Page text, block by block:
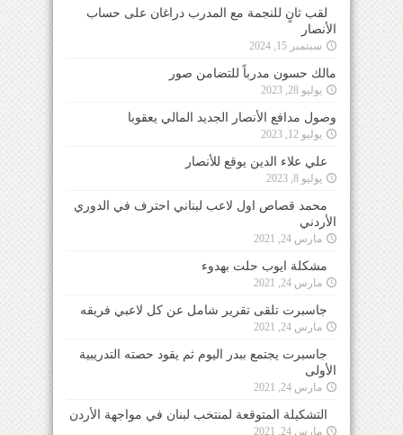
لقب ثانٍ للنجمة مع المدرب دراغان على حساب
الأنصار
سبتمبر 15, 2024
مالك حسون مدرباً للتضامن صور
يوليو 28, 2023
وصول مدافع الأنصار الجديد المالي يعقوبا
يوليو 12, 2023
علي علاء الدين يوقع للأنصار
يوليو 8, 2023
محمد قصاص اول لاعب لبناني احترف في الدوري
الأردني
مارس 24, 2021
مشكلة ايوب حلت بهدوء
مارس 24, 2021
جاسبرت تلقى تقرير شامل عن كل لاعبي فريقه
مارس 24, 2021
جاسبرت يجتمع ببدر اليوم ثم يقود حصته التدريبية
الأولى
مارس 24, 2021
التشكيلة المتوقعة لمنتخب لبنان في مواجهة الأردن
مارس 24, 2021